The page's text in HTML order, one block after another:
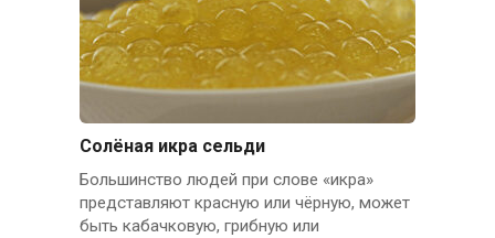
Солёная икра сельди
Большинство людей при слове «икра»
представляют красную или чёрную, может
быть кабачковую, грибную или